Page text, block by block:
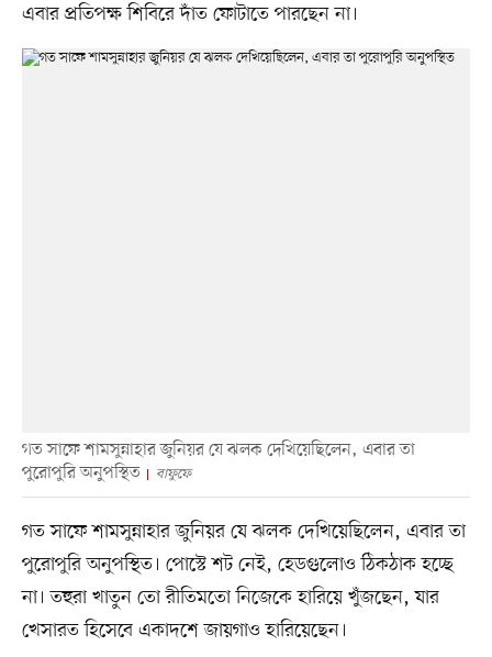
এবার প্রতিপক্ষ শিবিরে দাঁত ফোটাতে পারছেন না।
গত সাফে শামসুন্নাহার জুনিয়র যে ঝলক দেখিয়েছিলেন, এবার তা
পুরোপুরি অনুপস্থিত
বাফুফে
গত সাফে শামসুন্নাহার জুনিয়র যে ঝলক দেখিয়েছিলেন, এবার তা
পুরোপুরি অনুপস্থিত। পোস্টে শট নেই, হেডগুলোও ঠিকঠাক হচ্ছে
না। তহুরা খাতুন তো রীতিমতো নিজেকে হারিয়ে খুঁজছেন, যার
খেসারত হিসেবে একাদশে জায়গাও হারিয়েছেন।